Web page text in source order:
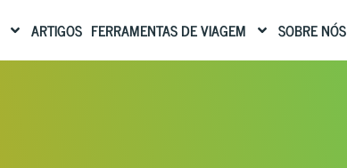
ARTIGOS FERRAMENTAS DE VIAGEM SOBRE NÓS